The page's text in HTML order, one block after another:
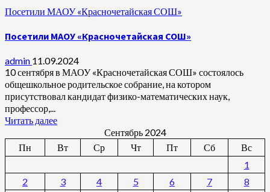
Посетили МАОУ «Красночетайская СОШ»
Посетили МАОУ «Красночетайская СОШ»
admin 11.09.2024
10 сентября в МАОУ «Красночетайская СОШ» состоялось
общешкольное родительское собрание, на котором
присутствовал кандидат физико-математических наук,
профессор,...
Читать далее
Сентябрь 2024
Пн
Вт Ср Чт Пт Сб
Вс
1
2
3 4 5 6 7
8